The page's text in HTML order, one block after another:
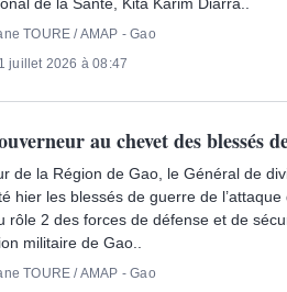
de la Santé, Kita Karim Diarra..
TOURE / AMAP - Gao
juillet 2026 à 08:47
au chevet des blessés
de la Région de Gao, le Général de
hier les blessés de guerre de l’attaque
rôle 2 des forces de défense et de
militaire de Gao..
TOURE / AMAP - Gao